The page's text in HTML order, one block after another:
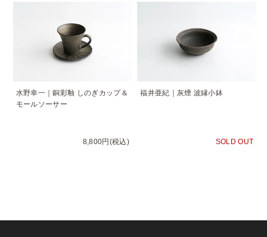
水野幸一｜銅彩釉 しのぎカップ＆
モールソーサー
8,800円(税込)
福井亜紀｜灰煙 波縁小鉢
SOLD OUT